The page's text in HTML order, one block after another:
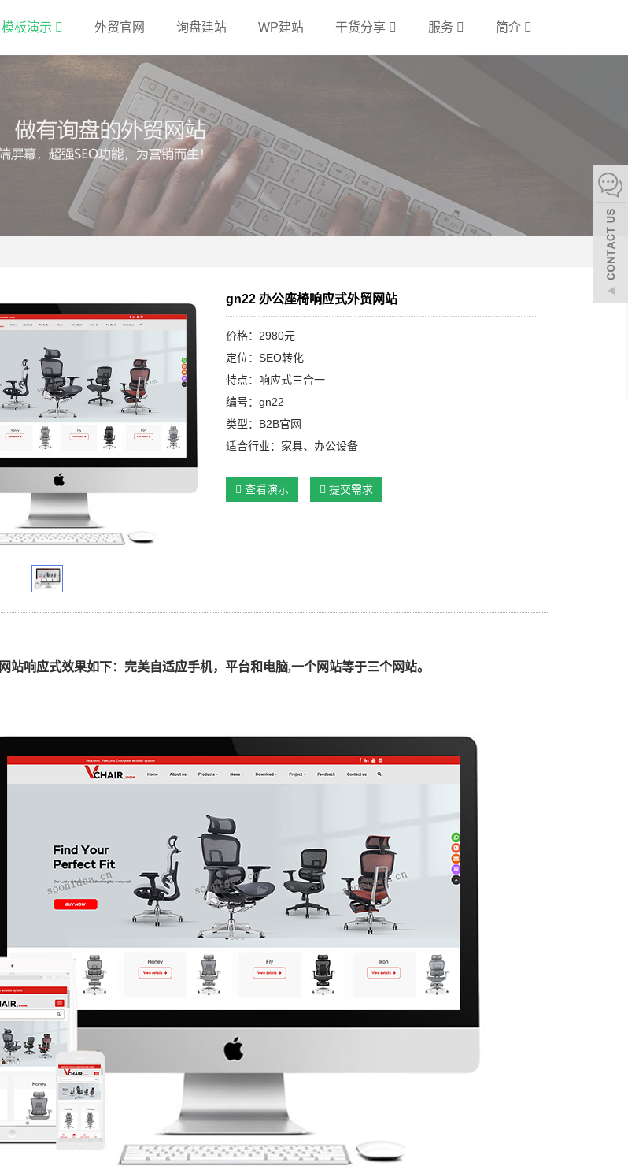
模板演示 外贸官网 询盘建站 WP建站 干货分享 服务 简介
gn22 办公座椅响应式外贸网站
价格：2980元
定位：SEO转化
特点：响应式三合一
编号：gn22
类型：B2B官网
适合行业：家具、办公设备
查看演示 提交需求
网站响应式效果如下：完美自适应手机，平台和电脑,一个网站等于三个网站。